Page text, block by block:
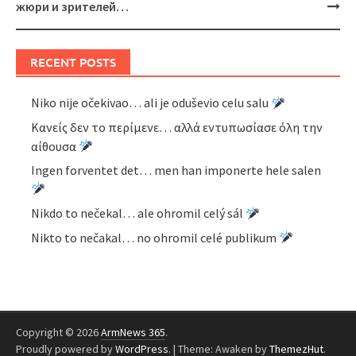
жюри и зрителей…
RECENT POSTS
Niko nije očekivao… ali je oduševio celu salu
Κανείς δεν το περίμενε… αλλά εντυπωσίασε όλη την
αίθουσα
Ingen forventet det… men han imponerte hele salen
Nikdo to nečekal… ale ohromil celý sál
Nikto to nečakal… no ohromil celé publikum
Copyright © 2026ArmNews 365.
Proudly powered byWordPress. | Theme: Awaken byThemezHut.